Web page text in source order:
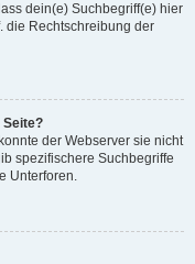
dein(e) Suchbegriff(e) hier
die Rechtschreibung der
Seite?
der Webserver sie nicht
spezifischere Suchbegriffe
Unterforen.